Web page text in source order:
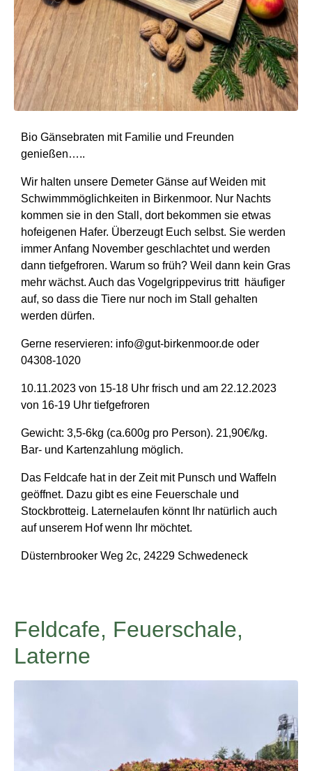
Bio Gänsebraten mit Familie und Freunden
genießen…..
Wir halten unsere Demeter Gänse auf Weiden mit
Schwimmmöglichkeiten in Birkenmoor. Nur Nachts
kommen sie in den Stall, dort bekommen sie etwas
hofeigenen Hafer. Überzeugt Euch selbst. Sie werden
immer Anfang November geschlachtet und werden
dann tiefgefroren. Warum so früh? Weil dann kein Gras
mehr wächst. Auch das Vogelgrippevirus tritt häufiger
auf, so dass die Tiere nur noch im Stall gehalten
werden dürfen.
Gerne reservieren: info@gut-birkenmoor.de oder
04308-1020
10.11.2023 von 15-18 Uhr frisch und am 22.12.2023
von 16-19 Uhr tiefgefroren
Gewicht: 3,5-6kg (ca.600g pro Person). 21,90€/kg.
Bar- und Kartenzahlung möglich.
Das Feldcafe hat in der Zeit mit Punsch und Waffeln
geöffnet. Dazu gibt es eine Feuerschale und
Stockbrotteig. Laternelaufen könnt Ihr natürlich auch
auf unserem Hof wenn Ihr möchtet.
Düsternbrooker Weg 2c, 24229 Schwedeneck
Feldcafe, Feuerschale,
Laterne